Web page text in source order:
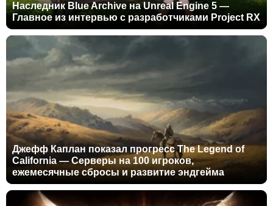
Наследник Blue Archive на Unreal Engine 5 —
Главное из интервью с разработчиками Project RX
Джефф Каплан показал прогресс The Legend of
California — Серверы на 100 игроков,
ежемесячные сбросы и развитие эндгейма